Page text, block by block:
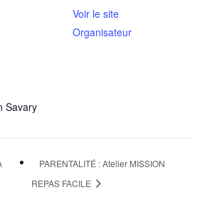
Savary
Voir le site
Organisateur
PARENTALITÉ : Atelier MISSION
REPAS FACILE